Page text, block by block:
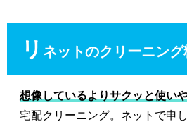
リ ネットのクリーニン
想像しているよりサクッと使い
宅配クリーニング。ネットで申